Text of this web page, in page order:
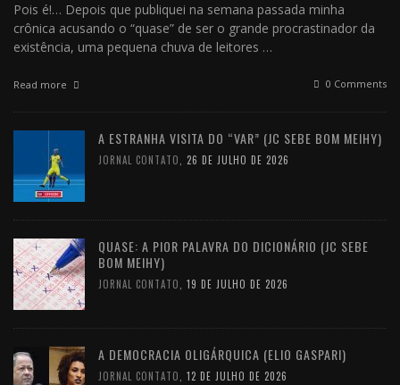
Pois é!… Depois que publiquei na semana passada minha
crônica acusando o “quase” de ser o grande procrastinador da
existência, uma pequena chuva de leitores …
Read more 0 Comments
A ESTRANHA VISITA DO “VAR” (JC SEBE BOM MEIHY)
JORNAL CONTATO, 26 DE JULHO DE 2026
QUASE: A PIOR PALAVRA DO DICIONÁRIO (JC SEBE
BOM MEIHY)
JORNAL CONTATO, 19 DE JULHO DE 2026
A DEMOCRACIA OLIGÁRQUICA (ELIO GASPARI)
JORNAL CONTATO, 12 DE JULHO DE 2026